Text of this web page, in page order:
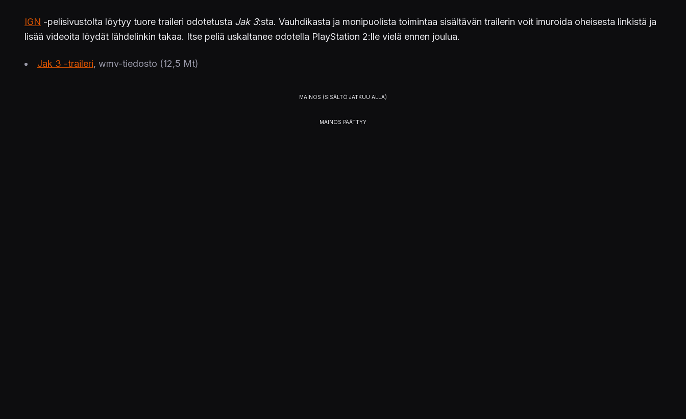
IGN -pelisivustolta löytyy tuore traileri odotetusta Jak 3:sta. Vauhdikasta ja monipuolista toimintaa sisältävän trailerin voit imuroida oheisesta linkistä ja
lisää videoita löydät lähdelinkin takaa. Itse peliä uskaltanee odotella PlayStation 2:lle vielä ennen joulua.
Jak 3 -traileri, wmv-tiedosto (12,5 Mt)